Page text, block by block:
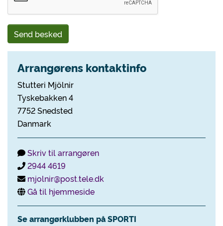
Send besked
Arrangørens kontaktinfo
Stutteri Mjölnir
Tyskebakken 4
7752 Snedsted
Danmark
Skriv til arrangøren
2944 4619
mjolnir@post.tele.dk
Gå til hjemmeside
Se arrangørklubben på SPORTI